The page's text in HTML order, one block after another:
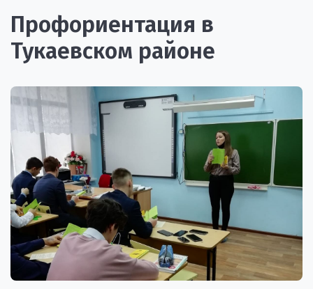
Профориентация в
Тукаевском районе